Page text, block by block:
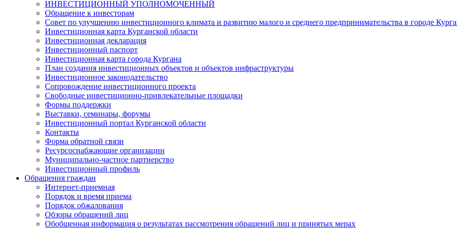
ИНВЕСТИЦИОННЫЙ УПОЛНОМОЧЕННЫЙ
Обращение к инвесторам
Совет по улучшению инвестиционного климата и развитию малого и среднего предпринимательства в городе
Инвестиционная карта Курганской области
Инвестиционная декларация
Инвестиционный паспорт
Инвестиционная карта города Кургана
План создания инвестиционных объектов и объектов инфраструктуры
Инвестиционное законодательство
Сопровождение инвестиционного проекта
Свободные инвестиционно-привлекательные площадки
Формы поддержки
Выставки, семинары, форумы
Инвестиционный портал Курганской области
Контакты
Форма обратной связи
Ресурсоснабжающие организации
Муниципально-частное партнерство
Инвестиционный профиль
Обращения граждан
Интернет-приемная
Порядок и время приема
Порядок обжалования
Обзоры обращений лиц
Обобщенная информация о результатах рассмотрения обращений лиц и принятых мерах